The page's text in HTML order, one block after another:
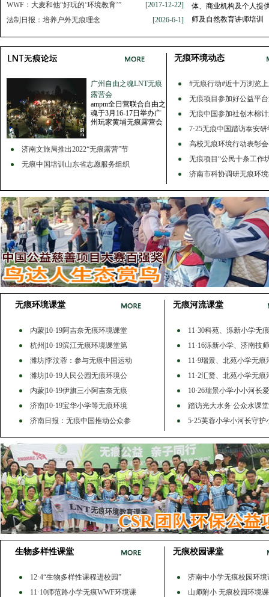
WWF：大麦和他“好玩的‘环境教育’”
[2017-12-22]
法制日报：培养户外无痕理念
[2026-6-1]
体、商业机构及个人提
师及自然教育讲师培训
广州自由之魂LNT无痕
露营会
ampm全日营联合自由之
魂于3月16-17日举办广
州玩家黄埔无痕露营会
济南文旅局推出2022“无痕露营”节
无痕中国培训山东省志愿服务组织
无痕环境动态
#无痕行动#近十万浏览
无痕项目参加好公益平
无痕中国参加社创木棉
7·25无痕中国踏访泰安
高校无痕环境行动表彰
无痕项目“公民十条工作
济南市科协调研无痕环
无痕环境课堂
内蒙|10·19阿吉奈无痕环境课堂
杭州|10·19滨江无痕环境课堂第
潍坊|李汶蓉：参与无痕中国运动
潍坊|10·19人民公园无痕环境公
内蒙|10·19伊旗三小阿吉奈无痕
济南|10·19宝华小学等无痕环境
济南日报：无痕中国推动公众参
无痕河流课堂
11·30科苑、泺新小学无
11·16泺新小学、济南技
11·9瑞景、北苑小学无痕
11·2汇贤、北苑小学无痕
10·26瑞景小学小小河长
踏访光大水务 公众水课
5·25芙蓉小学小河长守护
生物多样性课堂
12·4“生物多样性课程进校园”
11·10师范路小学无痕WWF环境课
无痕校园课堂
济南中小学无痕校园环境
山师附小 无痕校园环境